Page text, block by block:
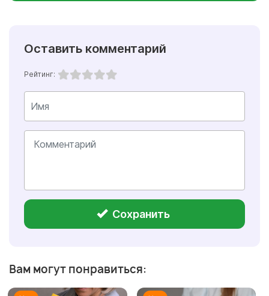
Оставить комментарий
Рейтинг:
Сохранить
Вам могут понравиться: